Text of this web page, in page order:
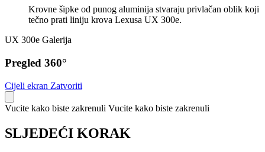
Krovne šipke od punog aluminija stvaraju privlačan oblik koji
tečno prati liniju krova Lexusa UX 300e.
UX 300e Galerija
Pregled 360°
Cijeli ekran Zatvoriti
Vucite kako biste zakrenuli Vucite kako biste zakrenuli
SLJEDEĆI KORAK